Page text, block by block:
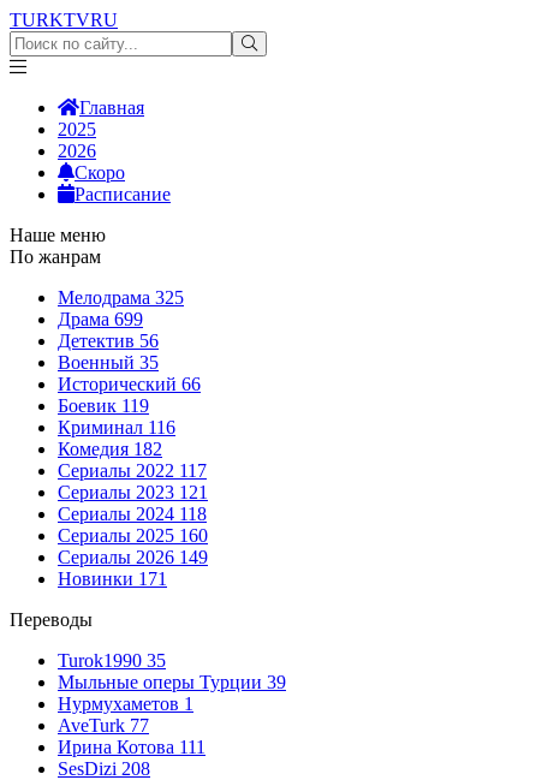
TURKTVRU
Главная
2025
2026
Скоро
Расписание
Наше меню
По жанрам
Мелодрама 325
Драма 699
Детектив 56
Военный 35
Исторический 66
Боевик 119
Криминал 116
Комедия 182
Сериалы 2022 117
Сериалы 2023 121
Сериалы 2024 118
Сериалы 2025 160
Сериалы 2026 149
Новинки 171
Переводы
Turok1990 35
Мыльные оперы Турции 39
Нурмухаметов 1
AveTurk 77
Ирина Котова 111
SesDizi 208